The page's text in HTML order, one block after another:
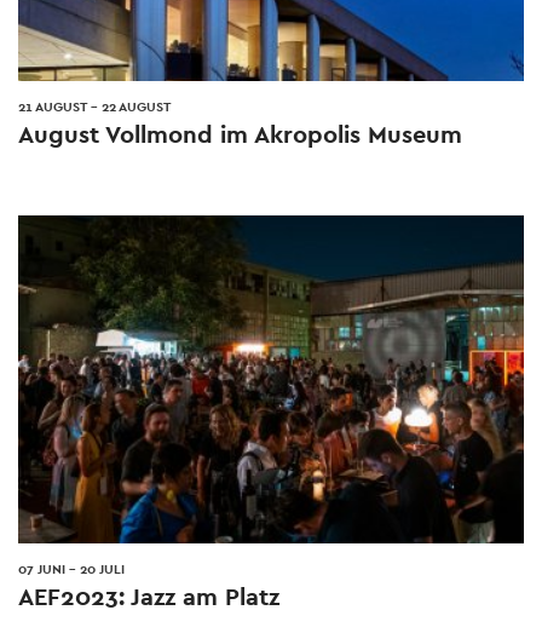
21 AUGUST- 22 AUGUST
August Vollmond im Akropolis Museum
07 JUNI - 20 JULI
AEF2023: Jazz am Platz